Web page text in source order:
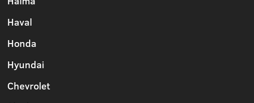
Haval
Honda
Hyundai
Chevrolet